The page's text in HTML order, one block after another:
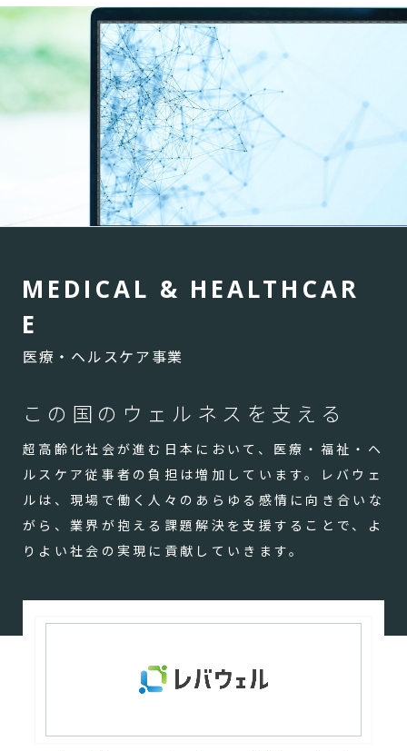
M EDI CAL & H EALTH CAR
E
医療・ヘルスケア事業
この国のウェルネスを支える
超高齢化社会が進む日本において、医療・福祉・ヘ
ルスケア従事者の負担は増加しています。レバウェ
ルは、現場で働く人々のあらゆる感情に向き合いな
がら、業界が抱える課題解決を支援することで、よ
りよい社会の実現に貢献していきます。